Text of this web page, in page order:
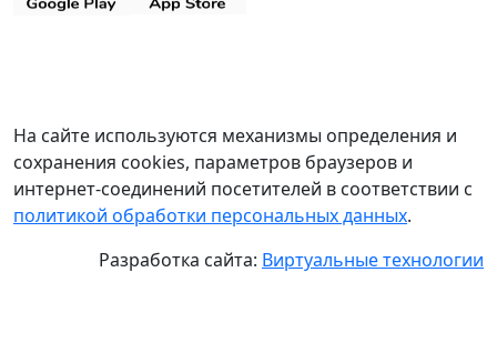
На сайте используются механизмы определения и
сохранения cookies, параметров браузеров и
интернет-соединений посетителей в соответствии с
политикой обработки персональных данных.
Разработка сайта: Виртуальные технологии